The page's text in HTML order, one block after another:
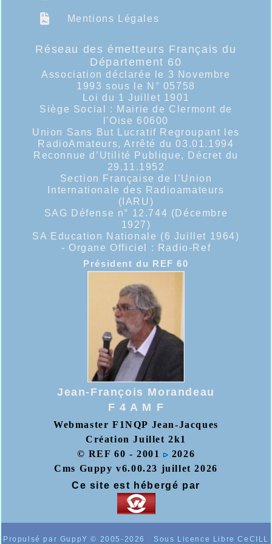
Mentions Légales
Réseau des émetteurs Français du
Département 60
Association déclarée le 3 Novembre
1993 sous le N° 05758
Loi du 1 Juillet 1901
Siège Social : Mairie de Clermont de
l'Oise 60600
Union Sans But Lucratif Regroupant les
RadioAmateurs, Arrêté du 03.01.1994
Reconnue d’Utilité Publique, Décret du
29.11.1952
Section Française de l’Union
Internationale des Radioamateurs
(IARU)
SAG Défense n° 12.744 (Décembre
1927)
SA Education Nationale (6 Juillet 1964)
- Organe Officiel :
Radio-Ref
Président du REF 60
Jean-François Morandeau
F 4 A M F
Webmaster F1NQP Jean-Jacques
Création Juillet 2k1
© REF 60 - 2001
2026
Cms Guppy v6.00.23 juillet 2026
Ce site est hébergé par
Propulsé par GuppY© 2005-2026 Sous Licence Libre CeCILL